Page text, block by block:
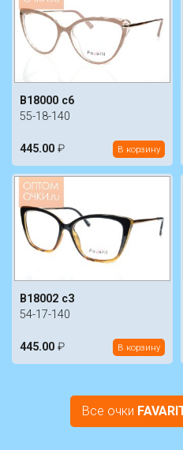
B18000 c6
55-18-140
445.00 ₽ В корзину
B18002 c3
54-17-140
445.00 ₽ В корзину
Все очки